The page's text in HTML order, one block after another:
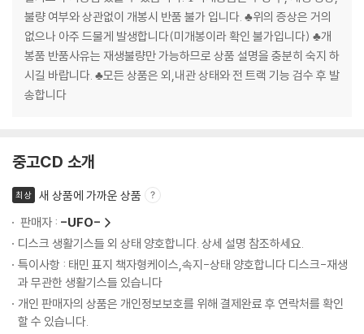
불량 여부와 상관없이 개봉시 반품 불가 입니다. ♣위의 증상은 거의
없으나 아주 드물게 발생합니다(미개봉이라 확인 불가입니다) ♣개
봉품 반품사유는 재생불량만 가능하므로 상품 설명을 충분히 숙지 하
시길 바랍니다. ♣모든 상품은 외,내관 상태와 전 트랙 기능 검수 후 발
송합니다
중고CD 소개
최상
새 상품에 가까운 상품
판매자 : -UFO-
디스크 생활기스들 외 상태 양호합니다. 상세 설명 참조하세요.
특이사항 : 태민 표지 책자형케이스,속지-상태 양호합니다 디스크-재생
과 무관한 생활기스들 있습니다
개인 판매자의 상품은 개인정보보호를 위해 결제완료 후 연락처를 확인
할 수 있습니다.